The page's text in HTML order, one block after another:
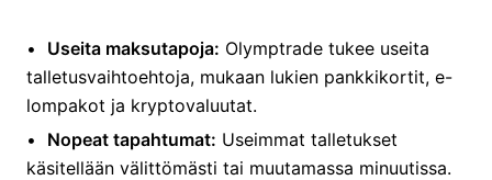
Useita maksutapoja: Olymptrade tukee useita
talletusvaihtoehtoja, mukaan lukien pankkikortit, e-
lompakot ja kryptovaluutat.
Nopeat tapahtumat: Useimmat talletukset
käsitellään välittömästi tai muutamassa minuutissa.